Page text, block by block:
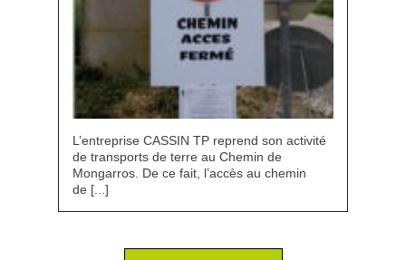
L’entreprise CASSIN TP reprend son activité
de transports de terre au Chemin de
Mongarros. De ce fait, l’accès au chemin
de [...]